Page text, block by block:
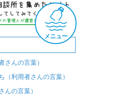
メニュー
さんの言葉）
（利用者さんの言葉）
んの言葉）